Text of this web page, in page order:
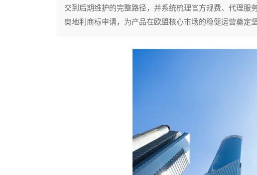
交到后期维护的完整路径，并系统梳理官方规费、代理服
奥地利商标申请，为产品在欧盟核心市场的稳健运营奠定